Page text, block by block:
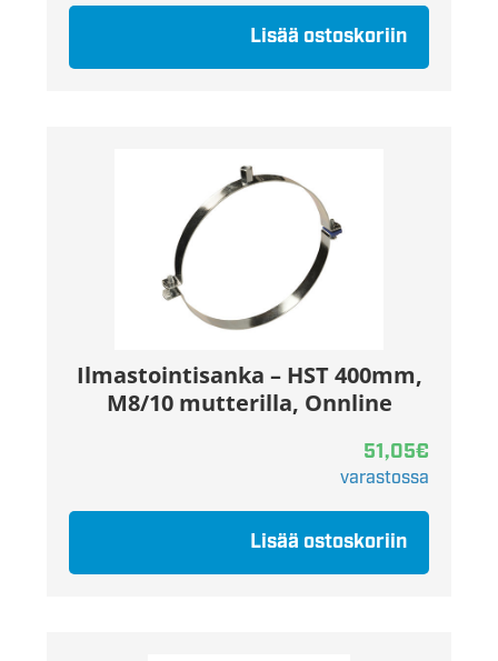
Lisää ostoskoriin
Ilmastointisanka – HST 400mm,
M8/10 mutterilla, Onnline
51,05€
varastossa
Lisää ostoskoriin